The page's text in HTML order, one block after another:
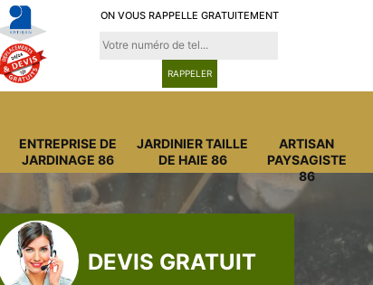
ON VOUS RAPPELLE GRATUITEMENT
ENTREPRISE DE
JARDINAGE 86
JARDINIER TAILLE
DE HAIE 86
ARTISAN
PAYSAGISTE
86
DEVIS GRATUIT